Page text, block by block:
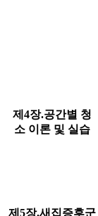
제4장.공간별 청
소 이론 및 실습
제5장.새집증후군